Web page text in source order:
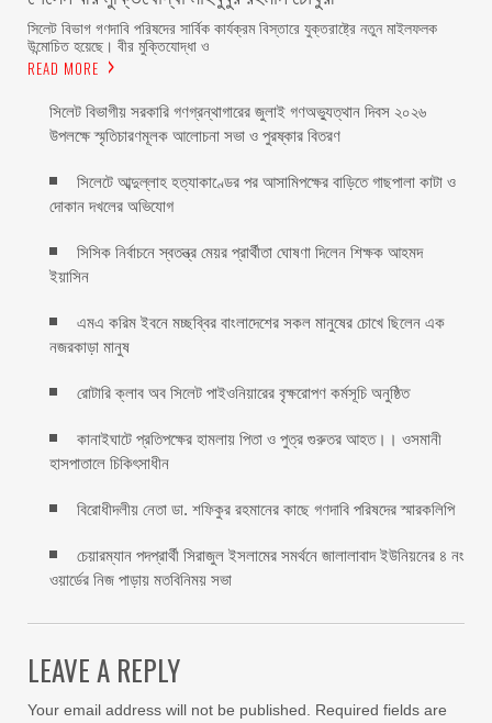
‎সিলেট বিভাগ গণদাবি পরিষদের সার্বিক কার্যক্রম বিস্তারে যুক্তরাষ্ট্রে নতুন মাইলফলক
উন্মোচিত হয়েছে। বীর মুক্তিযোদ্ধা ও
READ MORE
সিলেট বিভাগীয় সরকারি গণগ্রন্থাগারের জুলাই গণঅভ্যুত্থান দিবস ২০২৬
উপলক্ষে স্মৃতিচারণমূলক আলোচনা সভা ও পুরষ্কার বিতরণ ‎ ‎
সিলেটে আব্দুল্লাহ হত্যাকাণ্ডের পর আসামিপক্ষের বাড়িতে গাছপালা কাটা ও
দোকান দখলের অভিযোগ
সিসিক নির্বাচনে স্বতন্ত্র মেয়র প্রার্থীতা ঘোষণা দিলেন শিক্ষক আহমদ
ইয়াসিন
এমএ করিম ইবনে মচ্ছব্বির বাংলাদেশের সকল মানুষের চোখে ছিলেন এক
নজরকাড়া মানুষ ‎
রোটারি ক্লাব অব সিলেট পাইওনিয়ারের বৃক্ষরোপণ কর্মসূচি অনুষ্ঠিত
কানাইঘাটে প্রতিপক্ষের হামলায় পিতা ও পুত্র গুরুতর আহত।। ওসমানী
হাসপাতালে চিকিৎসাধীন
বিরোধীদলীয় নেতা ডা. শফিকুর রহমানের কাছে গণদাবি পরিষদের স্মারকলিপি ‎
চেয়ারম্যান পদপ্রার্থী সিরাজুল ইসলামের সমর্থনে জালালাবাদ ইউনিয়নের ৪ নং
ওয়ার্ডের নিজ পাড়ায় মতবিনিময় সভা
LEAVE A REPLY
Your email address will not be published.
Required fields are